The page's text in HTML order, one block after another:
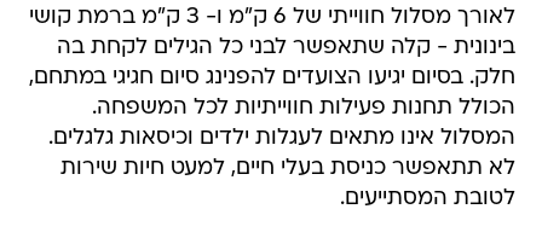
לאורך מסלול חווייתי של 6 ק"מ ו- 3 ק"מ ברמת קושי
בינונית - קלה שתאפשר לבני כל הגילים לקחת בה
חלק. בסיום יגיעו הצועדים להפנינג סיום חגיגי במתחם,
הכולל תחנות פעילות חווייתיות לכל המשפחה.
המסלול אינו מתאים לעגלות ילדים וכיסאות גלגלים.
לא תתאפשר כניסת בעלי חיים, למעט חיות שירות
לטובת המסתייעים.